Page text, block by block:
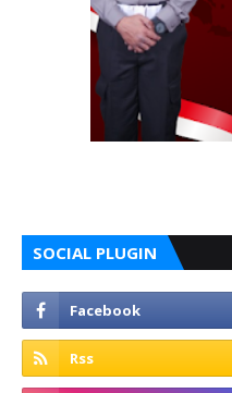
SOCIAL PLUGIN